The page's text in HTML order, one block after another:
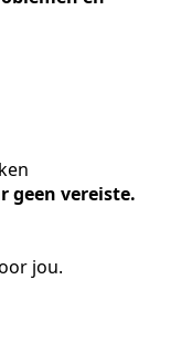
geen vereiste.
jou.